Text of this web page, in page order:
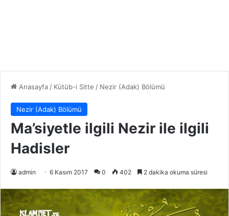
Anasayfa/ Kütüb-i Sitte / Nezir (Adak) Bölümü
Nezir (Adak) Bölümü
Ma’siyetle ilgili Nezir ile ilgili
Hadisler
admin 6 Kasım 2017 0 402 2 dakika okuma süresi